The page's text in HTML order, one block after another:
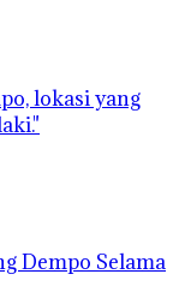
Dempo Selama